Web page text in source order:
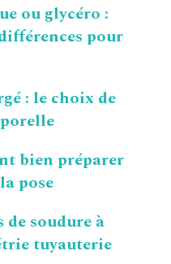
ou glycéro :
pour
: le choix de
bien préparer
pose
de soudure à
tuyauterie